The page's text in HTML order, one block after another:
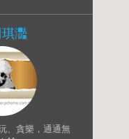
灩
、貪樂，通通無